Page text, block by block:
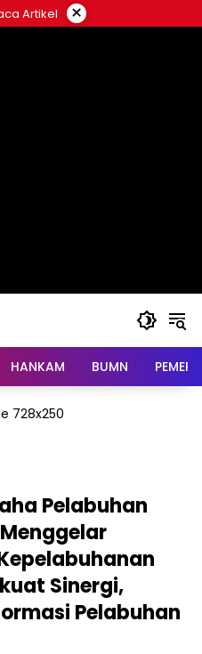
Artikel ×
HANKAM BUMN
Pelabuhan
Sinergi,
Pelabuhan